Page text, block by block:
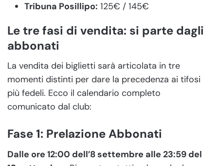
Tribuna Posillipo: 125€ / 145€
Le tre fasi di vendita: si parte dagli
abbonati
La vendita dei biglietti sarà articolata in tre
momenti distinti per dare la precedenza ai tifosi
più fedeli. Ecco il calendario completo
comunicato dal club:
Fase 1: Prelazione Abbonati
Dalle ore 12:00 dell’8 settembre alle 23:59 del